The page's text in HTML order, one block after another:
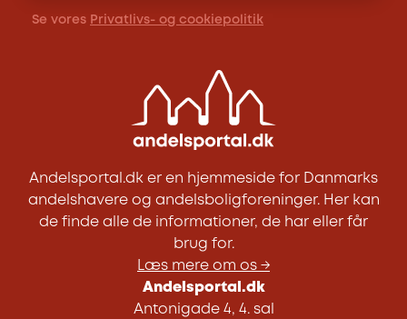
Se vores Privatlivs- og cookiepolitik
Andelsportal.dk er en hjemmeside for Danmarks
andelshavere og andelsboligforeninger. Her kan
de finde alle de informationer, de har eller får
brug for.
Læs mere om os →
Andelsportal.dk
Antonigade 4, 4. sal